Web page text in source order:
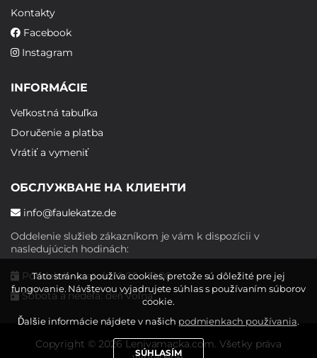
Kontakty
Facebook
Instagram
INFORMÁCIE
Veľkostná tabuľka
Doručenie a platba
Vrátiť a vymeniť
ОБСЛУЖВАНЕ НА КЛИЕНТИ
info@faulekatze.de
Oddelenie služieb zákazníkom je vám k dispozícii v
nasledujúcich hodinách:
Pondelok - piatok: 10:00 - 19:00
Sobota a nedeľa: deň voľna
Copyright © 2026 Lenivamacka.com. Všetky práva
Táto stránka používa cookies, pretože sú dôležité pre jej
fungovanie. Návštevou vyjadrujete súhlas s používaním súborov
cookie.
Ďalšie informácie nájdete v našich podmienkach používania.
SÚHLASÍM